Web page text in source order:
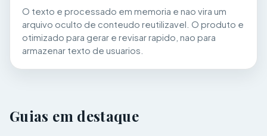
O texto e processado em memoria e nao vira um
arquivo oculto de conteudo reutilizavel. O produto e
otimizado para gerar e revisar rapido, nao para
armazenar texto de usuarios.
Guias em destaque